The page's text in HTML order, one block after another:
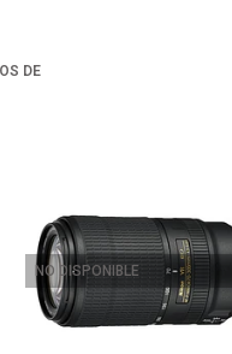
DE
NO DISPONIBLE